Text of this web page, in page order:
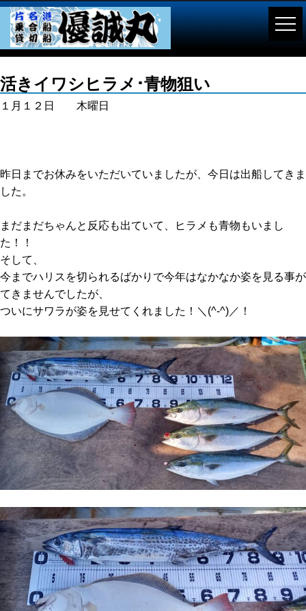
活きイワシヒラメ･青物狙い
１月１２日 木曜日
昨日までお休みをいただいていましたが、今日は出船してきま
した。
まだまだちゃんと反応も出ていて、ヒラメも青物もいまし
た！！
そして、
今までハリスを切られるばかりで今年はなかなか姿を見る事が
てきませんでしたが、
ついにサワラが姿を見せてくれました！＼(^-^)／！